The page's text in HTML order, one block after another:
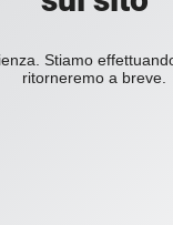
Stiamo
ritorneremo a breve.